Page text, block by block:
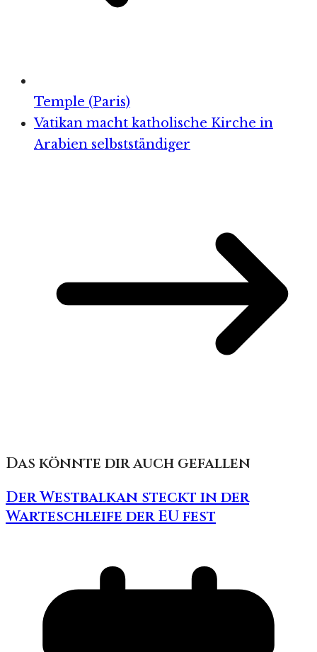
Temple (Paris)
Vatikan macht katholische Kirche in
Arabien selbstständiger
Das könnte dir auch gefallen
Der Westbalkan steckt in der
Warteschleife der EU fest